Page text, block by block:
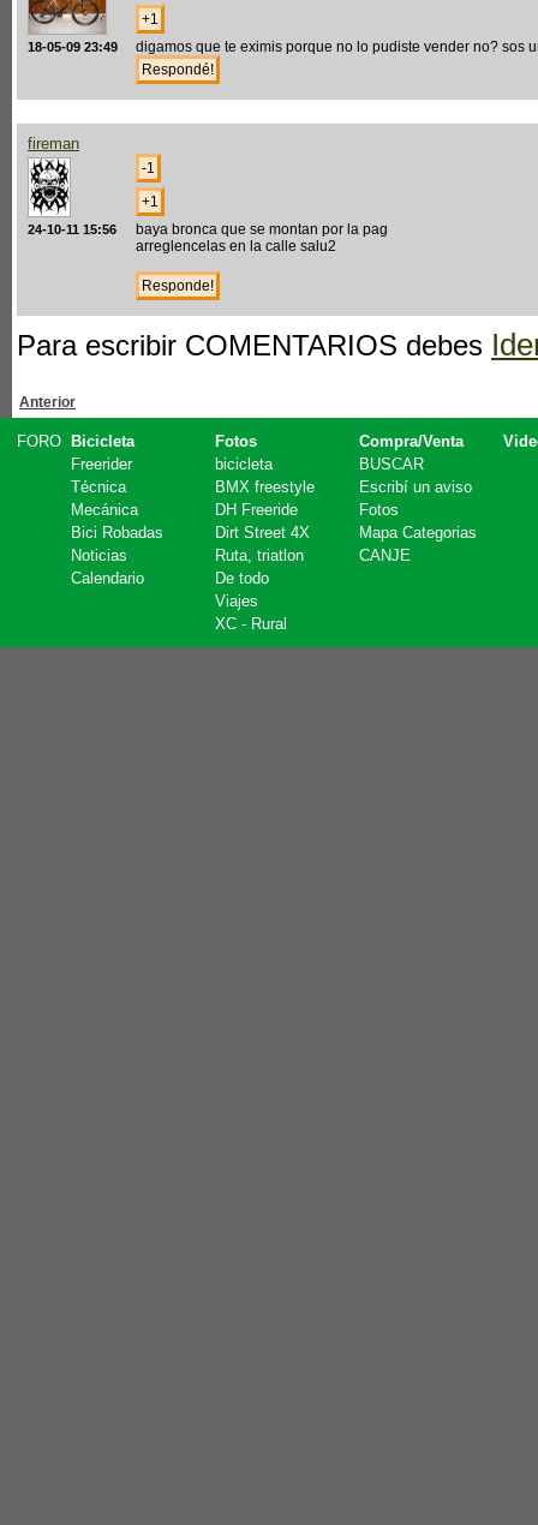
18-05-09 23:49 digamos que te eximis porque no lo pudiste vender no? sos
fireman
24-10-11 15:56
baya bronca que se montan por la pag
arreglencelas en la calle salu2
Para escribir COMENTARIOS debes
Anterior
FORO
Bicicleta
Freerider
Técnica
Mecánica
Bici Robadas
Noticias
Calendario
Fotos
bicicleta
BMX freestyle
DH Freeride
Dirt Street 4X
Ruta, triatlon
De todo
Viajes
XC - Rural
Compra/Venta
BUSCAR
Escribí un aviso
Fotos
Mapa Categorias
CANJE